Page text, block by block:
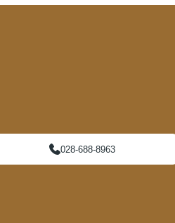
028-688-8963